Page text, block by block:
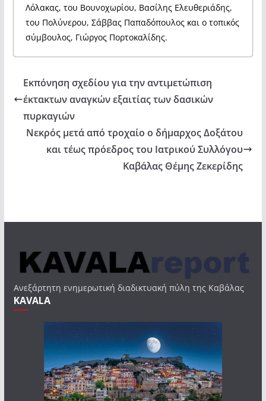
Λόλακας, του Βουνοχωρίου, Βασίλης Ελευθεριάδης,
του Πολύνερου, Σάββας Παπαδόπουλος και ο τοπικός
σύμβουλος, Γιώργος Πορτοκαλίδης.
Εκπόνηση σχεδίου για την αντιμετώπιση
έκτακτων αναγκών εξαιτίας των δασικών
πυρκαγιών
Νεκρός μετά από τροχαίο ο δήμαρχος Δοξάτου
και τέως πρόεδρος του Ιατρικού Συλλόγου
Καβάλας Θέμης Ζεκερίδης
Ανεξάρτητη ενημερωτική διαδικτυακή πύλη της Καβάλας
KAVALA